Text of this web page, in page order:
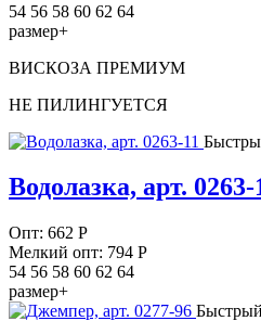
54 56 58 60 62 64
размер+
ВИСКОЗА ПРЕМИУМ
НЕ ПИЛИНГУЕТСЯ
Водолазка, арт. 0263-
Опт: 662 Р
Мелкий опт: 794 Р
54 56 58 60 62 64
размер+